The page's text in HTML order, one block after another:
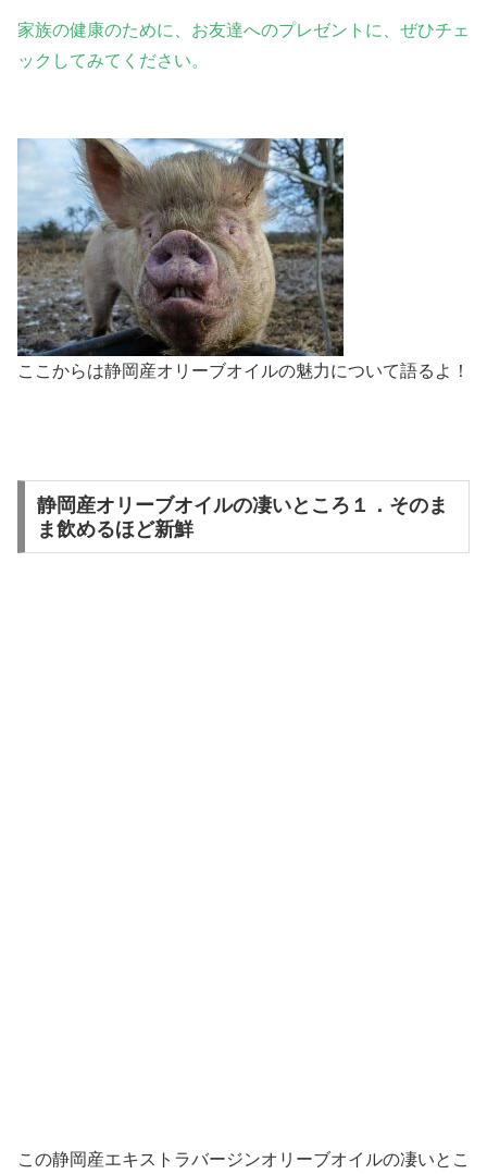
家族の健康のために、お友達へのプレゼントに、ぜひチェ
ックしてみてください。
ここからは静岡産オリーブオイルの魅力について語るよ！
静岡産オリーブオイルの凄いところ１．そのま
ま飲めるほど新鮮
この静岡産エキストラバージンオリーブオイルの凄いとこ